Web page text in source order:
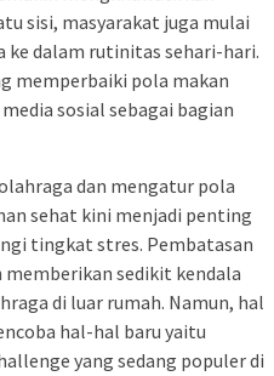
sisi, masyarakat juga mulai
ke dalam rutinitas sehari-hari.
memperbaiki pola makan
sosial sebagai bagian
dan mengatur pola
sehat kini menjadi penting
tingkat stres. Pembatasan
sedikit kendala
di luar rumah. Namun, hal
hal-hal baru yaitu
yang sedang populer di